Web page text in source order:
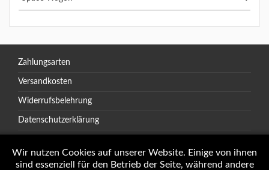
Zahlungsarten
Versandkosten
Widerrufsbelehrung
Datenschutzerklärung
Wir nutzen Cookies auf unserer Website. Einige von ihnen
sind essenziell für den Betrieb der Seite, während andere